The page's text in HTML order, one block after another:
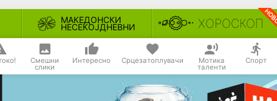
МАКЕДОНСКИ
НЕСЕКОЈДНЕВНИ ХОРОСКОП
Смешни
слики
Интересно Срцезатоплувачи Мотика
таленти
Спорт